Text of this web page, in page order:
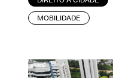
MOBILIDADE